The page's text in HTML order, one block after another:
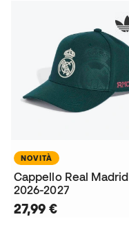
NOVITÀ
Cappello Real Madrid
2026-2027
27,99 €